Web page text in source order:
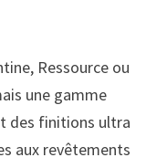
Ressource ou
une gamme
des finitions ultra
aux revêtements